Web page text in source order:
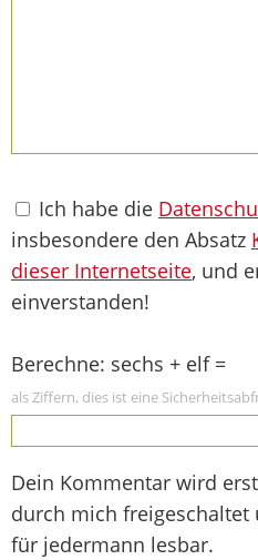
Ich habe die
insbesondere den Absatz
dieser Internetseite, und
einverstanden!
Berechne: sechs + elf =
als Ziffern, dies ist eine
Dein Kommentar wird
durch mich
für jedermann lesbar.